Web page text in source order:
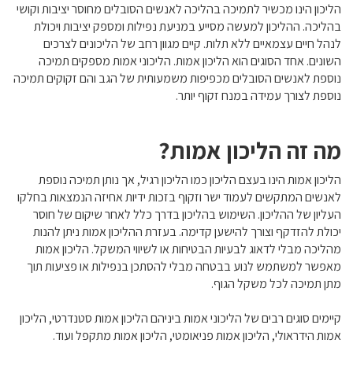
הליכון הינו מכשיר לתמיכה בהליכה לאנשים הסובלים מחוסר יציבות וקושי
בהליכה. ההליכון למעשה מסייע במניעת נפילות ומספק יציבות ויכולת
לנהל חיים עצמאיים ללא תלות. קיים מגוון רחב של הליכונים לצרכים
השונים. אחד הסוגים הוא הליכון אמות. הליכוני אמות מספקים תמיכה
נוספת לאנשים הסובלים מכפיפות משמעותית של הגב והם זקוקים תמיכה
נוספת לצורך עמידה במנח זקוף יותר.
מה זה הליכון אמות?
הליכון אמות הינו בעצם הליכון כמו הליכון רגיל, אך נותן תמיכה נוספת
לאנשים המתקשים לעמוד ישר וזקוף בזכות ידיות אחיזה הנמצאות בחלקו
העליון של ההליכון. השימוש בהליכון בדרך כלל לאחר שיקום של חוסר
יכולת להזדקף וצורך להישען קדימה. בעזרת ההליכון אמות ניתן להנות
מהליכה מבלי לדאוג לבעיות הבטיחות או לשיווי המשקל. הליכון אמות
מאפשר למשתמש לנוע בבטחה מבלי להסתכן בנפילות או פציעות תוך
מתן תמיכה לכל משקל הגוף.
קיימים סוגים רבים של הליכוני אמות ביניהם הליכון אמות סטנדרטי, הליכון
אמות הידראולי, הליכון אמות פניאומטי, הליכון אמות מתקפל ועוד.